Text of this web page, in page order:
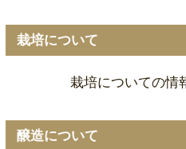
栽培について
栽培についての情
醸造について